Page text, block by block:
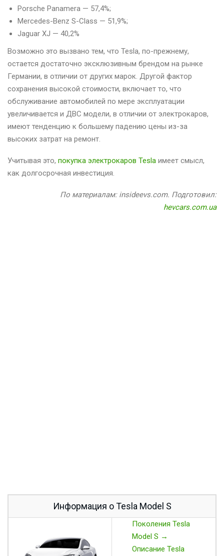
Porsche Panamera — 57,4%;
Mercedes-Benz S-Class — 51,9%;
Jaguar XJ — 40,2%
Возможно это вызвано тем, что Tesla, по-прежнему,
остается достаточно эксклюзивным брендом на рынке
Германии, в отличии от других марок. Другой фактор
сохранения высокой стоимости, включает то, что
обслуживание автомобилей по мере эксплуатации
увеличивается и ДВС модели, в отличии от электрокаров,
имеют тенденцию к большему падению цены из-за
высоких затрат на ремонт.
Учитывая это, покупка электрокаров Tesla имеет смысл,
как долгосрочная инвестиция.
По материалам: insideevs.com. Подготовил:
hevcars.com.ua
Информация о Tesla Model S
Поколения Tesla
Model S →
Описание Tesla